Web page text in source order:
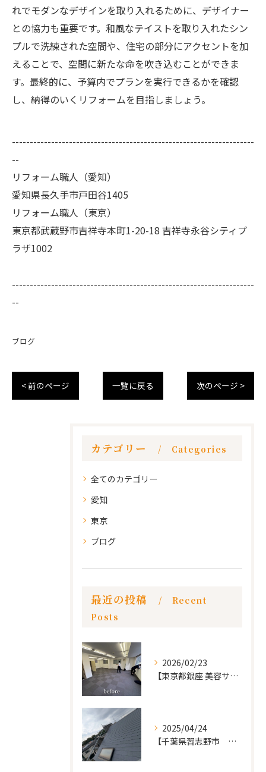
れでモダンなデザインを取り入れるために、デザイナー
との協力も重要です。和風なテイストを取り入れたシン
プルで洗練された空間や、住宅の部分にアクセントを加
えることで、空間に新たな命を吹き込むことができま
す。最終的に、予算内でプランを実行できるかを確認
し、納得のいくリフォームを目指しましょう。
--------------------------------------------------------------------
--
リフォーム職人（愛知）
愛知県長久手市戸田谷1405
リフォーム職人（東京）
東京都武蔵野市吉祥寺本町1-20-18 吉祥寺永谷シティプ
ラザ1002
--------------------------------------------------------------------
--
ブログ
< 前のページ 一覧に戻る 次のページ >
カテゴリー Categories
全てのカテゴリー
愛知
東京
ブログ
最近の投稿
Recent
Posts
2026/02/23
【東京都銀座 美容サロン店舗工事】
2025/04/24
【千葉県習志野市 戸建て 屋根の葺き替え工事】